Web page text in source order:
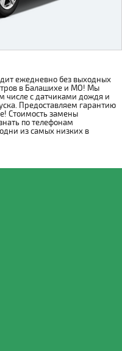
ежедневно без выходных
в Балашихе и МО! Мы
числе с датчиками дождя и
Предоставляем гарантию
Стоимость замены
по телефонам
из самых низких в